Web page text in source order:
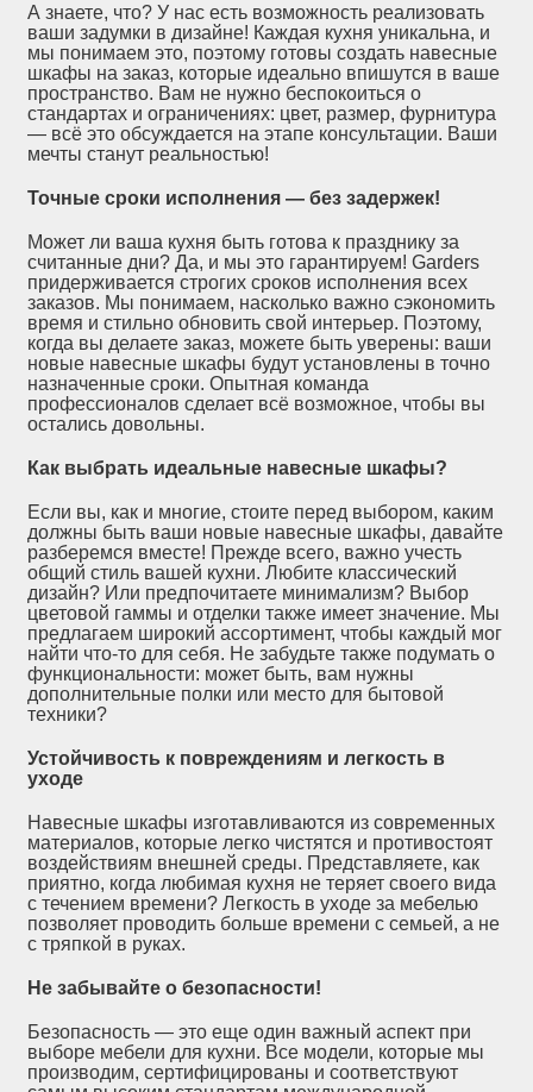
А знаете, что? У нас есть возможность реализовать
ваши задумки в дизайне! Каждая кухня уникальна, и
мы понимаем это, поэтому готовы создать навесные
шкафы на заказ, которые идеально впишутся в ваше
пространство. Вам не нужно беспокоиться о
стандартах и ограничениях: цвет, размер, фурнитура
— всё это обсуждается на этапе консультации. Ваши
мечты станут реальностью!
Точные сроки исполнения — без задержек!
Может ли ваша кухня быть готова к празднику за
считанные дни? Да, и мы это гарантируем! Garders
придерживается строгих сроков исполнения всех
заказов. Мы понимаем, насколько важно сэкономить
время и стильно обновить свой интерьер. Поэтому,
когда вы делаете заказ, можете быть уверены: ваши
новые навесные шкафы будут установлены в точно
назначенные сроки. Опытная команда
профессионалов сделает всё возможное, чтобы вы
остались довольны.
Как выбрать идеальные навесные шкафы?
Если вы, как и многие, стоите перед выбором, каким
должны быть ваши новые навесные шкафы, давайте
разберемся вместе! Прежде всего, важно учесть
общий стиль вашей кухни. Любите классический
дизайн? Или предпочитаете минимализм? Выбор
цветовой гаммы и отделки также имеет значение. Мы
предлагаем широкий ассортимент, чтобы каждый мог
найти что-то для себя. Не забудьте также подумать о
функциональности: может быть, вам нужны
дополнительные полки или место для бытовой
техники?
Устойчивость к повреждениям и легкость в
уходе
Навесные шкафы изготавливаются из современных
материалов, которые легко чистятся и противостоят
воздействиям внешней среды. Представляете, как
приятно, когда любимая кухня не теряет своего вида
с течением времени? Легкость в уходе за мебелью
позволяет проводить больше времени с семьей, а не
с тряпкой в руках.
Не забывайте о безопасности!
Безопасность — это еще один важный аспект при
выборе мебели для кухни. Все модели, которые мы
производим, сертифицированы и соответствуют